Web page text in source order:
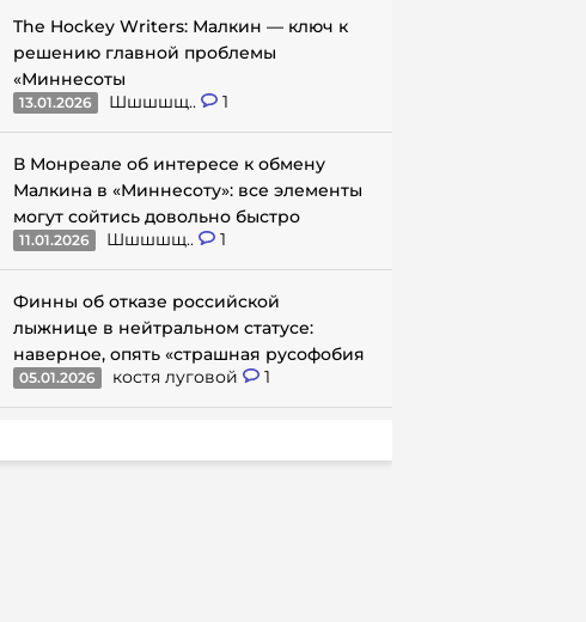
The Hockey Writers: Малкин — ключ к
решению главной проблемы
«Миннесоты
13.01.2026 Шшшшщ.. 1
В Монреале об интересе к обмену
Малкина в «Миннесоту»: все элементы
могут сойтись довольно быстро
11.01.2026 Шшшшщ.. 1
Финны об отказе российской
лыжнице в нейтральном статусе:
наверное, опять «страшная русофобия
05.01.2026 костя луговой 1